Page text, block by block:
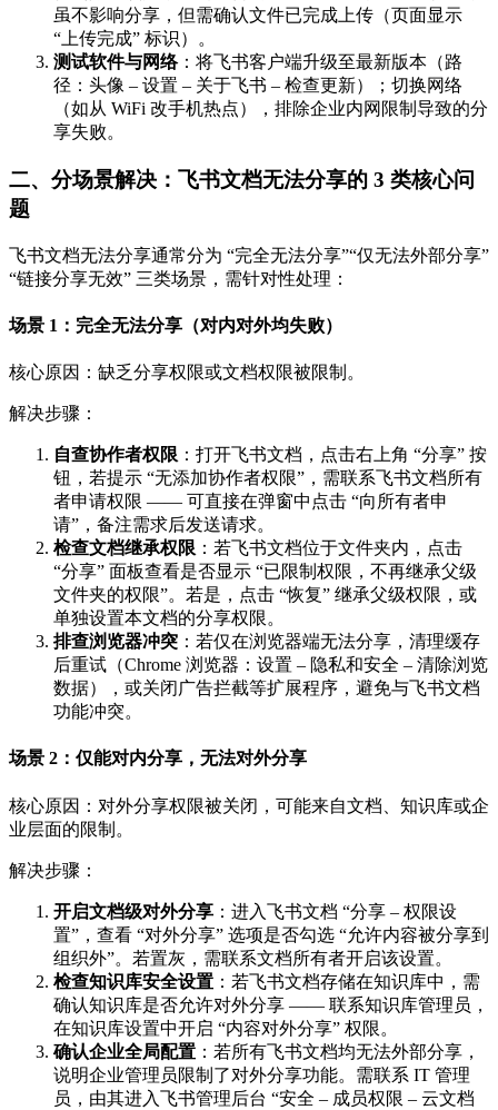
虽不影响分享，但需确认文件已完成上传（页面显示
“上传完成” 标识）。
测试软件与网络：将飞书客户端升级至最新版本（路
径：头像 – 设置 – 关于飞书 – 检查更新）；切换网络
（如从 WiFi 改手机热点），排除企业内网限制导致的分
享失败。
二、分场景解决：飞书文档无法分享的 3 类核心问
题
飞书文档无法分享通常分为 “完全无法分享”“仅无法外部分享”
“链接分享无效” 三类场景，需针对性处理：
场景 1：完全无法分享（对内对外均失败）
核心原因：缺乏分享权限或文档权限被限制。
解决步骤：
自查协作者权限 ：打开飞书文档，点击右上角 “分享” 按
钮，若提示 “无添加协作者权限”，需联系飞书文档所有
者申请权限 —— 可直接在弹窗中点击 “向所有者申
请”，备注需求后发送请求。
检查文档继承权限 ：若飞书文档位于文件夹内，点击
“分享” 面板查看是否显示 “已限制权限，不再继承父级
文件夹的权限”。若是，点击 “恢复” 继承父级权限，或
单独设置本文档的分享权限。
排查浏览器冲突 ：若仅在浏览器端无法分享，清理缓存
后重试（Chrome 浏览器：设置 – 隐私和安全 – 清除浏览
数据），或关闭广告拦截等扩展程序，避免与飞书文档
功能冲突。
场景 2：仅能对内分享，无法对外分享
核心原因：对外分享权限被关闭，可能来自文档、知识库或企
业层面的限制。
解决步骤：
开启文档级对外分享 ：进入飞书文档 “分享 – 权限设
置”，查看 “对外分享” 选项是否勾选 “允许内容被分享到
组织外”。若置灰，需联系文档所有者开启该设置。
检查知识库安全设置 ：若飞书文档存储在知识库中，需
确认知识库是否允许对外分享 —— 联系知识库管理员，
在知识库设置中开启 “内容对外分享” 权限。
确认企业全局配置 ：若所有飞书文档均无法外部分享，
说明企业管理员限制了对外分享功能。需联系 IT 管理
员，由其进入飞书管理后台 “安全 – 成员权限 – 云文档